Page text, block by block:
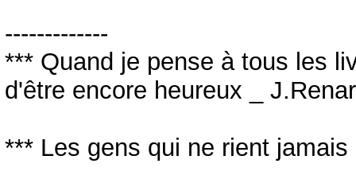
-------------
*** Quand je pense à tous les
d'être encore heureux _
*** Les gens qui ne rient